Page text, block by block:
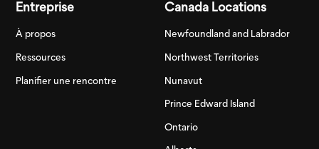
Entreprise
À propos
Ressources
Planifier une rencontre
Canada Locations
Newfoundland and Labrador
Northwest Territories
Nunavut
Prince Edward Island
Ontario